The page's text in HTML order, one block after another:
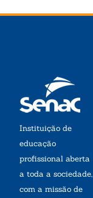
Instituição de
educação
profissional aberta
a toda a sociedade,
com a missão de